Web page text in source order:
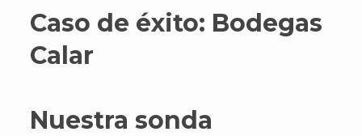
Caso de éxito: Bodegas
Calar
Nuestra sonda